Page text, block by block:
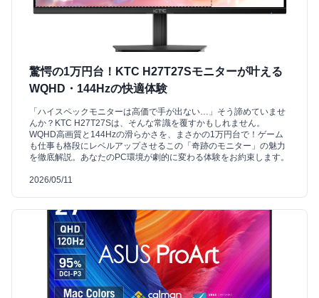
驚愕の1万円台！KTC H27T27Sモニターが叶える
WQHD・144Hzの快適体験
「ハイスペックモニターは高価で手が出ない…」そう諦めていませ
んか？KTC H27T27Sは、そんな常識を覆すかもしれません。
WQHD高画質と144Hzの滑らかさを、まさかの1万円台で！ゲーム
も仕事も格段にレベルアップさせるこの「奇跡のモニター」の魅力
を徹底解説。あなたのPC環境が劇的に変わる体験をお約束します。
2026/05/11